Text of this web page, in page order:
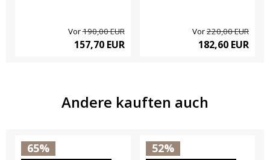
Vor190,00 EUR
157,70 EUR
Vor220,00 EUR
182,60 EUR
Andere kauften auch
65% 52%